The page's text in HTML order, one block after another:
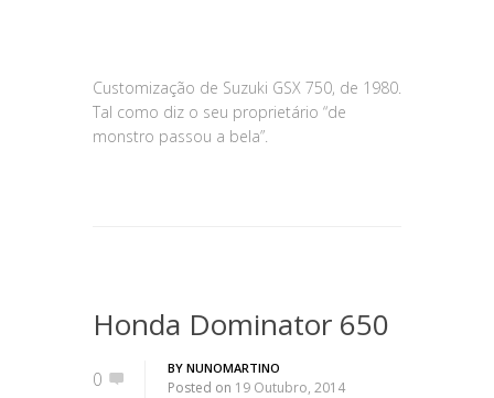
Customização de Suzuki GSX 750, de 1980.
Tal como diz o seu proprietário “de
monstro passou a bela”.
Honda Dominator 650
0 BY NUNOMARTINO
Posted on 19 Outubro, 2014